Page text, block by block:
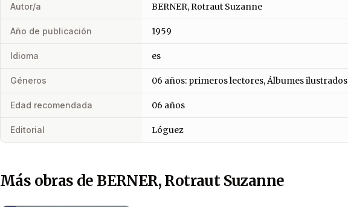
Autor/a BERNER, Rotraut Suzanne
Año de publicación 1959
Idioma es
Géneros 06 años: primeros lectores, Álbumes ilustrados
Edad recomendada 06 años
Editorial Lóguez
Más obras de BERNER, Rotraut Suzanne